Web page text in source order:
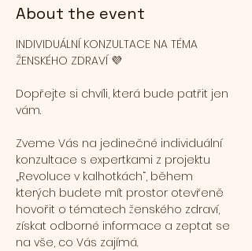
About the event
INDIVIDUÁLNÍ KONZULTACE NA TÉMA
ŽENSKÉHO ZDRAVÍ 💜
Dopřejte si chvíli, která bude patřit jen
vám.
Zveme Vás na jedinečné individuální
konzultace s expertkami z projektu
„Revoluce v kalhotkách“, během
kterých budete mít prostor otevřeně
hovořit o tématech ženského zdraví,
získat odborné informace a zeptat se
na vše, co Vás zajímá.